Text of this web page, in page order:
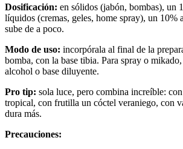
Dosificación: en sólidos (jabón, bombas), un
líquidos (cremas, geles, home spray), un 10%
sube de a poco.
Modo de uso: incorpórala al final de la
bomba, con la base tibia. Para spray o
alcohol o base diluyente.
Pro tip: sola luce, pero combina increíble:
tropical, con frutilla un cóctel veraniego, con
dura más.
Precauciones: